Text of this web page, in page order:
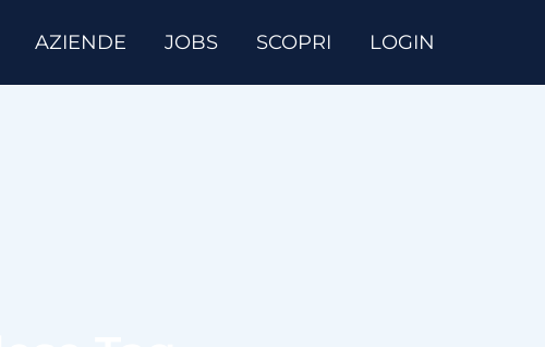
AZIENDE JOBS SCOPRI LOGIN